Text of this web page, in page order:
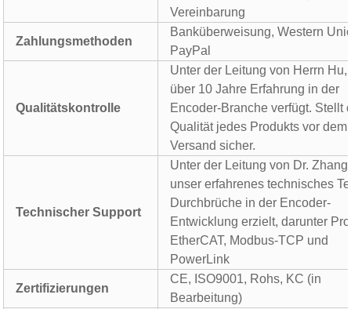
Vereinbarung
Zahlungsmethoden
Banküberweisung, Western
PayPal
Qualitätskontrolle
Unter der Leitung von Herrn Hu,
über 10 Jahre Erfahrung in der
Encoder-Branche verfügt. Stellt
Qualität jedes Produkts vor dem
Versand sicher.
Technischer Support
Unter der Leitung von Dr. Zhang
unser erfahrenes technisches
Durchbrüche in der Encoder-
Entwicklung erzielt, darunter
EtherCAT, Modbus-TCP und
PowerLink
Zertifizierungen
CE, ISO9001, Rohs, KC (in
Bearbeitung)